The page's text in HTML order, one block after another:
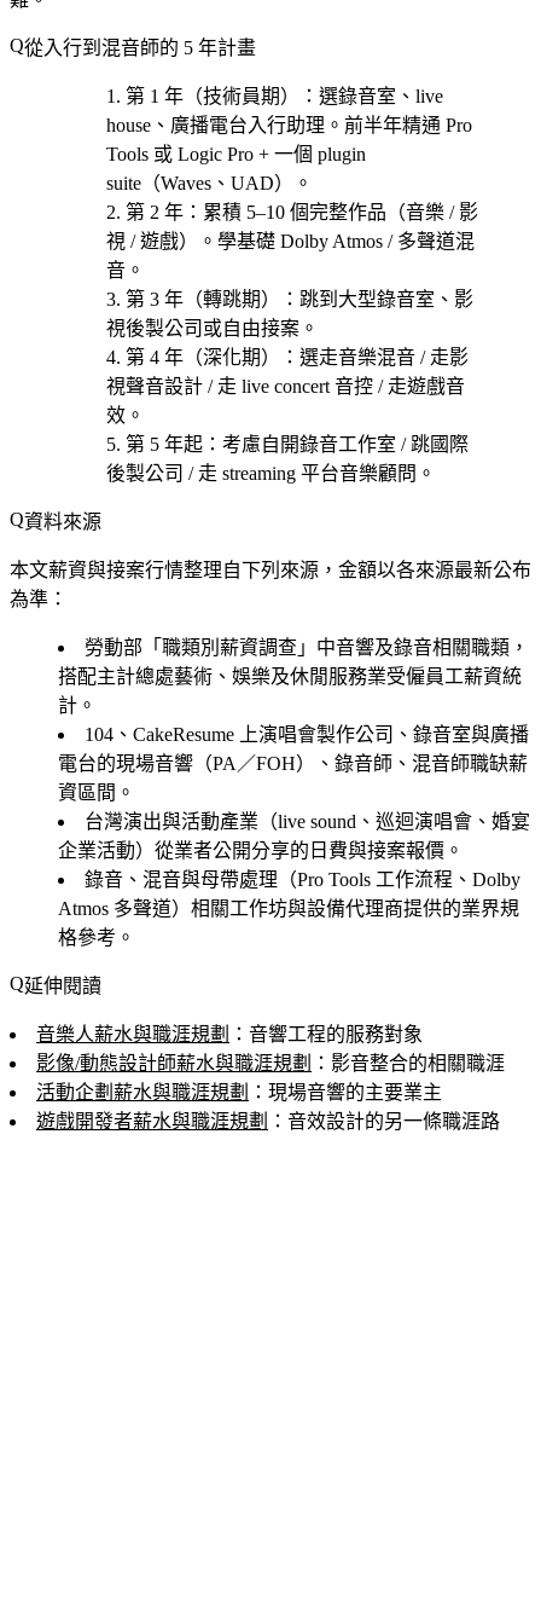
從入行到混音師的 5 年計畫
第 1 年（技術員期） ：選錄音室、live
house、廣播電台 入行助理。前半年精通 Pro
Tools 或 Logic Pro + 一個 plugin
suite（Waves、UAD）。
第 2 年 ：累積 5–10 個完整作品（音樂 / 影
視 / 遊戲）。學基礎 Dolby Atmos / 多聲道混
音。
第 3 年（轉跳期）
：跳到大型錄音室、影
視後製公司或自由接案。
第 4 年（深化期）
：選走音樂混音 / 走影
視聲音設計 / 走 live concert 音控 / 走遊戲音
效 。
第 5 年起 ：考慮自開錄音工作室 / 跳國際
後製公司 / 走 streaming 平台音樂顧問 。
資料來源
本文薪資與接案行情整理自下列來源，金額以各來源最新公布
為準：
勞動部「職類別薪資調查」中音響及錄音相關職類，
搭配主計總處藝術、娛樂及休閒服務業受僱員工薪資統
計。
104、CakeResume 上演唱會製作公司、錄音室與廣播
電台的現場音響（PA／FOH）、錄音師、混音師職缺薪
資區間。
台灣演出與活動產業（live sound、巡迴演唱會、婚宴
企業活動）從業者公開分享的日費與接案報價。
錄音、混音與母帶處理（Pro Tools 工作流程、Dolby
Atmos 多聲道）相關工作坊與設備代理商提供的業界規
格參考。
延伸閱讀
音樂人薪水與職涯規劃 ：音響工程的服務對象
影像/動態設計師薪水與職涯規劃 ：影音整合的相關職涯
活動企劃薪水與職涯規劃 ：現場音響的主要業主
遊戲開發者薪水與職涯規劃 ：音效設計的另一條職涯路